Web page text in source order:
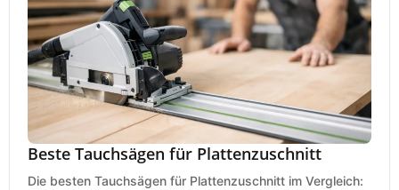
Beste Tauchsägen für Plattenzuschnitt
Die besten Tauchsägen für Plattenzuschnitt im Vergleich: